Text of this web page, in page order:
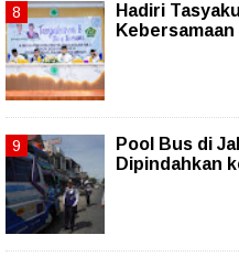
Hadiri
Pool Bus di
Dipindahkan